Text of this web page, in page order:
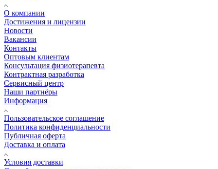
О компании
Достижения и лицензии
Новости
Вакансии
Контакты
Оптовым клиентам
Консультация физиотерапевта
Контрактная разработка
Сервисный центр
Наши партнёры
Информация
Пользовательское соглашение
Политика конфиденциальности
Публичная оферта
Доставка и оплата
Условия доставки